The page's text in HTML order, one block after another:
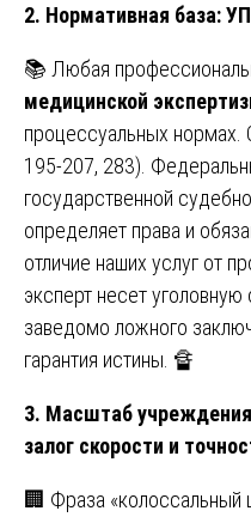
2. Нормативная база:
📚 Любая
медицинской
процессуальных
195-207, 283).
государственной
определяет права и
отличие наших услуг от
эксперт несет уголовную
заведомо ложного
гарантия истины. 🔏
3. Масштаб
залог скорости и
🏢 Фраза «колоссальный